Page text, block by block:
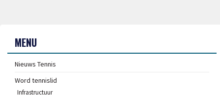
MENU
Nieuws Tennis
Word tennislid
Infrastructuur